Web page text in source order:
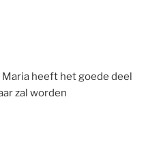
Maria heeft het goede deel
zal worden